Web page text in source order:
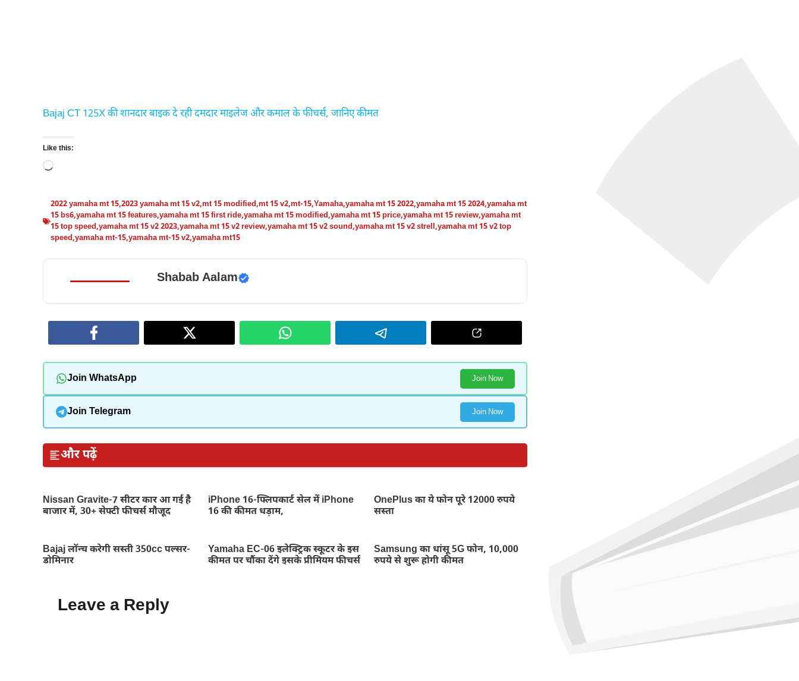
Bajaj CT 125X की शानदार बाइक दे रही दमदार माइलेज और कमाल के फीचर्स, जानिए कीमत
Like this:
Loading…
2022 yamaha mt 15,2023 yamaha mt 15 v2,mt 15 modified,mt 15 v2,mt-15,Yamaha,yamaha mt 15 2022,yamaha mt 15 2024,yamaha mt
15 bs6,yamaha mt 15 features,yamaha mt 15 first ride,yamaha mt 15 modified,yamaha mt 15 price,yamaha mt 15 review,yamaha mt
15 top speed,yamaha mt 15 v2 2023,yamaha mt 15 v2 review,yamaha mt 15 v2 sound,yamaha mt 15 v2 strell,yamaha mt 15 v2 top
speed,yamaha mt-15,yamaha mt-15 v2,yamaha mt15
Shabab Aalam
Join WhatsApp Join Now
Join Telegram Join Now
और पढ़ें
Nissan Gravite-7 सीटर कार आ गई है
बाजार में, 30+ सेफ्टी फीचर्स मौजूद
iPhone 16-फ्लिपकार्ट सेल में iPhone
16 की कीमत धड़ाम,
OnePlus का ये फोन पूरे 12000 रुपये
सस्ता
Bajaj लॉन्च करेगी सस्ती 350cc पल्सर-
डोमिनार
Yamaha EC-06 इलेक्ट्रिक स्कूटर के इस
कीमत पर चौंका देंगे इसके प्रीमियम फीचर्स
Samsung का धांसू 5G फोन, 10,000
रुपये से शुरू होगी कीमत
Leave a Reply